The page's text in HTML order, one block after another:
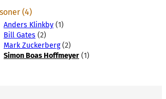
(4)
Anders Klinkby (1)
Bill Gates (2)
Mark Zuckerberg(2)
Simon Boas Hoffmeyer (1)